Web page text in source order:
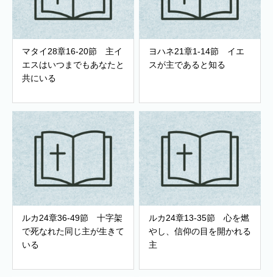
マタイ28章16-20節 主イ
エスはいつまでもあなたと
共にいる
ヨハネ21章1-14節 イエ
スが主であると知る
ルカ24章36-49節 十字架
で死なれた同じ主が生きて
いる
ルカ24章13-35節 心を燃
やし、信仰の目を開かれる
主